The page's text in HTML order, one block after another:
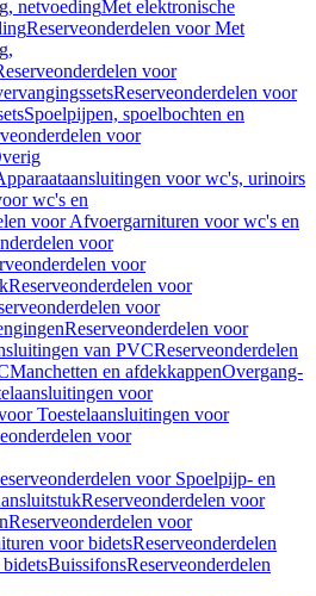
netvoedingMet elektronische
Reserveonderdelen voor Met
voor
Reserveonderdelen voor
Spoelpijpen, spoelbochten en
voor
voor wc's, urinoirs
wc's en
voor Afvoergarnituren voor wc's en
voor
voor
Reserveonderdelen voor
voor
Reserveonderdelen voor
van PVCReserveonderdelen
Manchetten en afdekkappenOvergang-
voor
Toestelaansluitingen voor
voor
voor Spoelpijp- en
Reserveonderdelen voor
Reserveonderdelen voor
voor bidetsReserveonderdelen
BuissifonsReserveonderdelen